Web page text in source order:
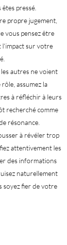
pressé.
propre jugement,
vous pensez être
l'impact sur votre
autres ne voient
assumez la
à réfléchir à leurs
recherché comme
résonance.
à révéler trop
attentivement les
des informations
naturellement
soyez fier de votre